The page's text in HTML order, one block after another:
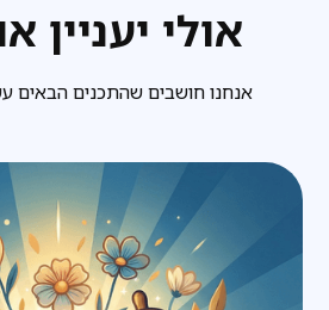
אולי יעניין
אנחנו חושבים שהתכנים הבאים